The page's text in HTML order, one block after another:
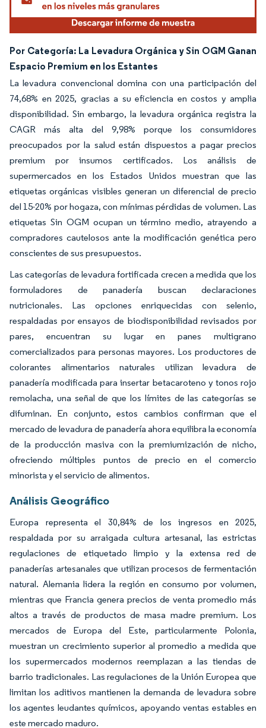
Por Categoría: La Levadura Orgánica y Sin OGM Ganan
Espacio Premium en los Estantes
La levadura convencional domina con una participación del
74,68% en 2025, gracias a su eficiencia en costos y amplia
disponibilidad. Sin embargo, la levadura orgánica registra la
CAGR más alta del 9,98% porque los consumidores
preocupados por la salud están dispuestos a pagar precios
premium por insumos certificados. Los análisis de
supermercados en los Estados Unidos muestran que las
etiquetas orgánicas visibles generan un diferencial de precio
del 15-20% por hogaza, con mínimas pérdidas de volumen. Las
etiquetas Sin OGM ocupan un término medio, atrayendo a
compradores cautelosos ante la modificación genética pero
conscientes de sus presupuestos.
Las categorías de levadura fortificada crecen a medida que los
formuladores de panadería buscan declaraciones
nutricionales. Las opciones enriquecidas con selenio,
respaldadas por ensayos de biodisponibilidad revisados por
pares, encuentran su lugar en panes multigrano
comercializados para personas mayores. Los productores de
colorantes alimentarios naturales utilizan levadura de
panadería modificada para insertar betacaroteno y tonos rojo
remolacha, una señal de que los límites de las categorías se
difuminan. En conjunto, estos cambios confirman que el
mercado de levadura de panadería ahora equilibra la economía
de la producción masiva con la premiumización de nicho,
ofreciendo múltiples puntos de precio en el comercio
minorista y el servicio de alimentos.
Análisis Geográfico
Europa representa el 30,84% de los ingresos en 2025,
respaldada por su arraigada cultura artesanal, las estrictas
regulaciones de etiquetado limpio y la extensa red de
panaderías artesanales que utilizan procesos de fermentación
natural. Alemania lidera la región en consumo por volumen,
mientras que Francia genera precios de venta promedio más
altos a través de productos de masa madre premium. Los
mercados de Europa del Este, particularmente Polonia,
muestran un crecimiento superior al promedio a medida que
los supermercados modernos reemplazan a las tiendas de
barrio tradicionales. Las regulaciones de la Unión Europea que
limitan los aditivos mantienen la demanda de levadura sobre
los agentes leudantes químicos, apoyando ventas estables en
este mercado maduro.